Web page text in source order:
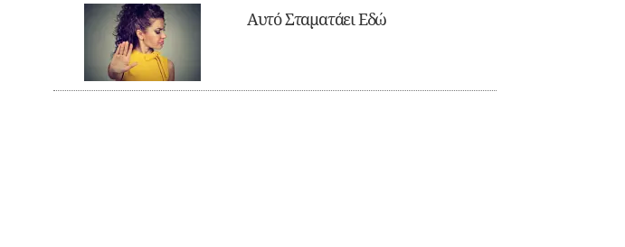
Αυτό Σταματάει Εδώ